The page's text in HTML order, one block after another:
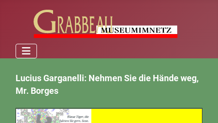
Lucius Garganelli: Nehmen Sie die Hände weg,
Mr. Borges